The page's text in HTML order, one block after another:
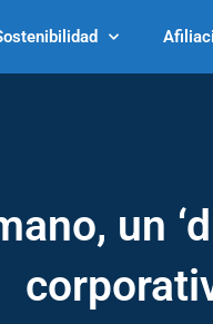
un